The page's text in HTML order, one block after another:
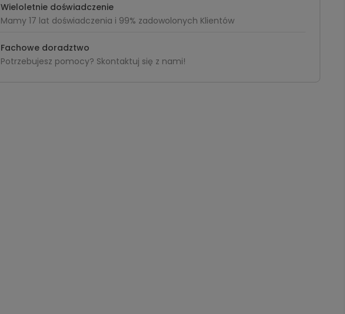
Wieloletnie doświadczenie
Mamy 17 lat doświadczenia i 99% zadowolonych Klientów
Fachowe doradztwo
Potrzebujesz pomocy? Skontaktuj się z nami!